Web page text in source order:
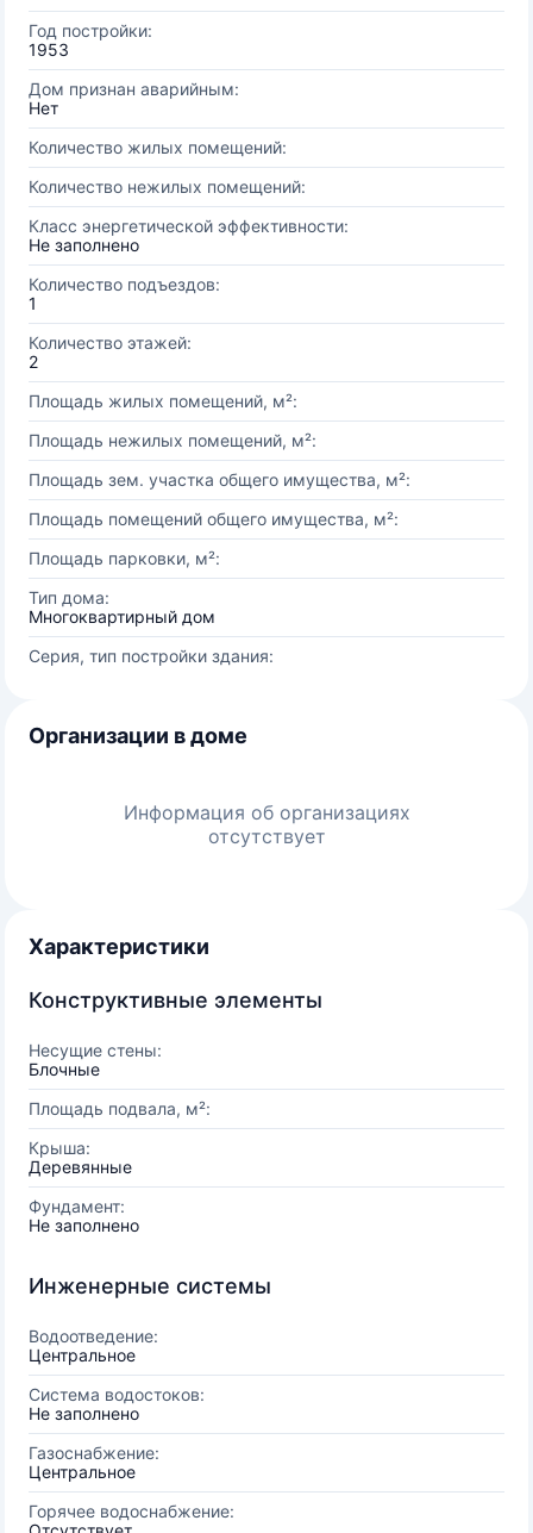
Год постройки:
1953
Дом признан аварийным:
Нет
Количество жилых помещений:
Количество нежилых помещений:
Класс энергетической эффективности:
Не заполнено
Количество подъездов:
1
Количество этажей:
2
Площадь жилых помещений, м²:
Площадь нежилых помещений, м²:
Площадь зем. участка общего имущества, м²:
Площадь помещений общего имущества, м²:
Площадь парковки, м²:
Тип дома:
Многоквартирный дом
Серия, тип постройки здания:
Организации в доме
Информация об организациях
отсутствует
Характеристики
Конструктивные элементы
Несущие стены:
Блочные
Площадь подвала, м²:
Крыша:
Деревянные
Фундамент:
Не заполнено
Инженерные системы
Водоотведение:
Центральное
Система водостоков:
Не заполнено
Газоснабжение:
Центральное
Горячее водоснабжение: